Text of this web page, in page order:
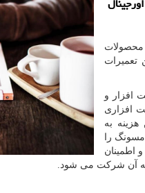
تعمیرات
افزار و
افزاری
به
را
اطمینان
آن شرکت می شود.